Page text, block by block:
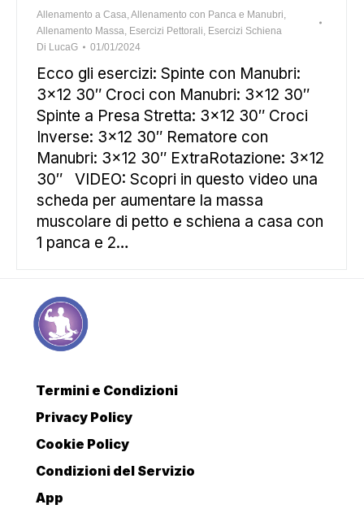
Allenamento a Casa,Allenamento con Panca e Manubri,
Allenamento Massa, Esercizi Pettorali, Esercizi Schiena
Di LucaG 01/01/2024
Ecco gli esercizi: Spinte con Manubri:
3×12 30″ Croci con Manubri: 3×12 30″
Spinte a Presa Stretta: 3×12 30″ Croci
Inverse: 3×12 30″ Rematore con
Manubri: 3×12 30″ ExtraRotazione: 3×12
30″ VIDEO: Scopri in questo video una
scheda per aumentare la massa
muscolare di petto e schiena a casa con
1 panca e 2…
Termini e Condizioni
Privacy Policy
Cookie Policy
Condizioni del Servizio
App